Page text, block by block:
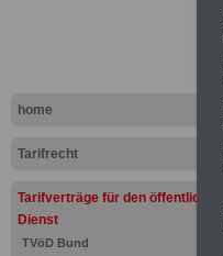
home
Tarifrecht
Tarifverträge für den öffentlichen
Dienst
TVöD Bund